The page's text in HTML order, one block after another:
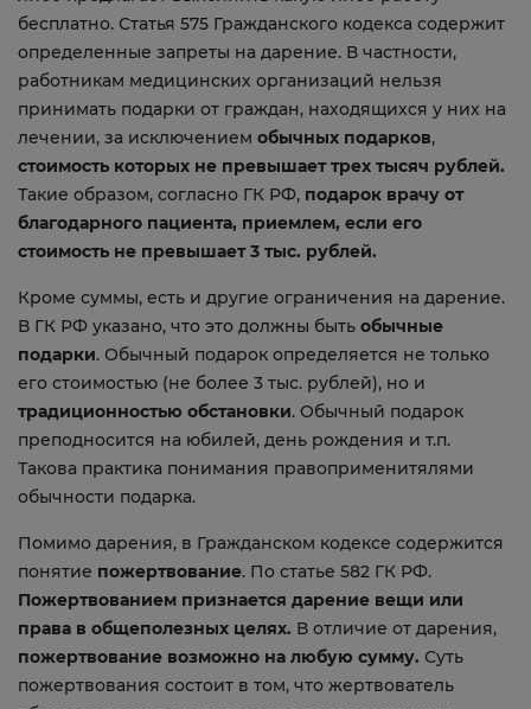
бесплатно. Статья 575 Гражданского кодекса содержит
определенные запреты на дарение. В частности,
работникам медицинских организаций нельзя
принимать подарки от граждан, находящихся у них на
лечении, за исключением обычных подарков,
стоимость которых не превышает трех тысяч рублей.
Такие образом, согласно ГК РФ, подарок врачу от
благодарного пациента, приемлем, если его
стоимость не превышает 3 тыс. рублей.
Кроме суммы, есть и другие ограничения на дарение.
В ГК РФ указано, что это должны быть обычные
подарки. Обычный подарок определяется не только
его стоимостью (не более 3 тыс. рублей), но и
традиционностью обстановки. Обычный подарок
преподносится на юбилей, день рождения и т.п.
Такова практика понимания правоприменитялями
обычности подарка.
Помимо дарения, в Гражданском кодексе содержится
понятие пожертвование. По статье 582 ГК РФ.
Пожертвованием признается дарение вещи или
права в общеполезных целях. В отличие от дарения,
пожертвование возможно на любую сумму. Суть
пожертвования состоит в том, что жертвователь